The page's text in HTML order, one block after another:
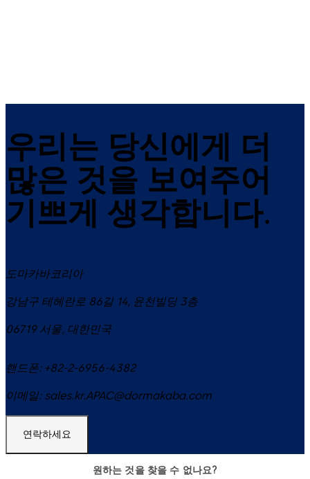
우리는 당신에게 더
많은 것을 보여주어
기쁘게 생각합니다.
도마카바코리아
강남구 테헤란로 86길 14, 윤천빌딩 3층
06719 서울, 대한민국
핸드폰: +82-2-6956-4382
이메일: sales.kr.APAC@dormakaba.com
연락하세요
원하는 것을 찾을 수 없나요?